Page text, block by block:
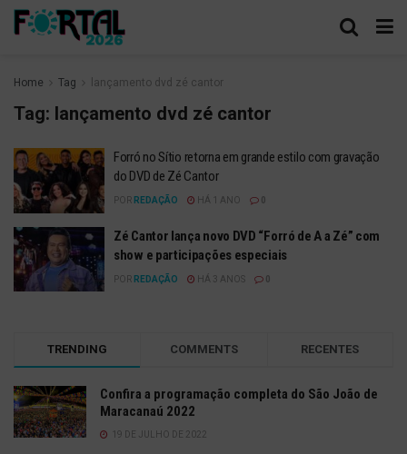
Home Tag lançamento dvd zé cantor
Tag: lançamento dvd zé cantor
Forró no Sítio retorna em grande estilo com gravação
do DVD de Zé Cantor
POR REDAÇÃO HÁ 1 ANO
Zé Cantor lança novo DVD “Forró de A a Zé” com
show e participações especiais
POR REDAÇÃO HÁ 3 ANOS
TRENDING COMMENTS RECENTES
Confira a programação completa do São João de
Maracanaú 2022
19 DE JULHO DE 2022